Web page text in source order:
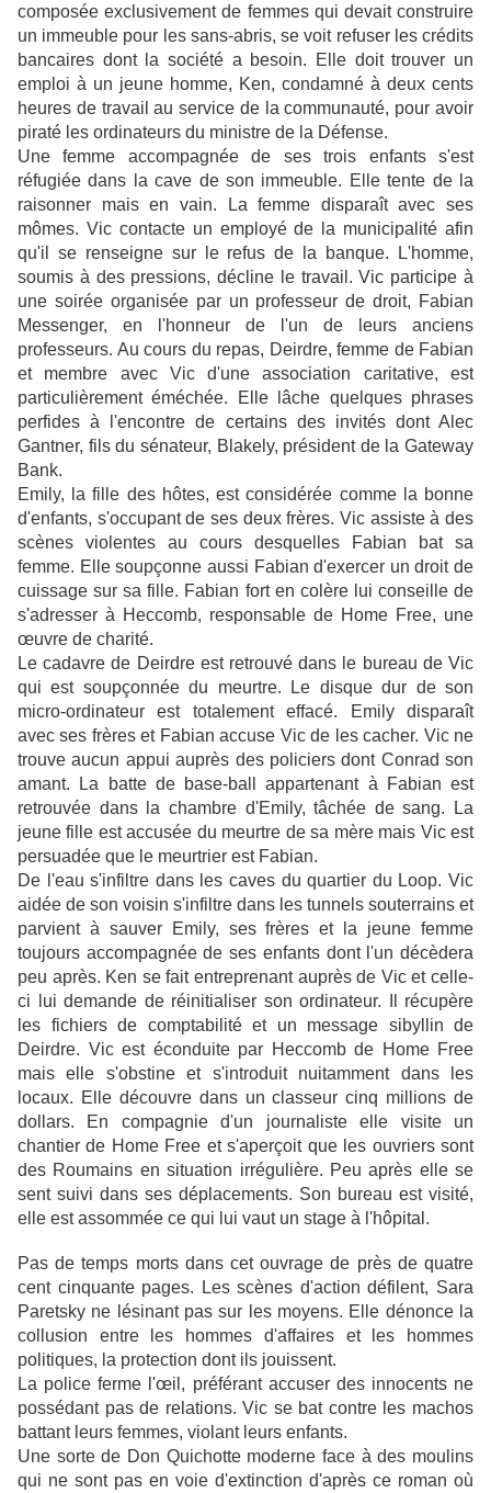
composée exclusivement de femmes qui devait construire
un immeuble pour les sans-abris, se voit refuser les crédits
bancaires dont la société a besoin. Elle doit trouver un
emploi à un jeune homme, Ken, condamné à deux cents
heures de travail au service de la communauté, pour avoir
piraté les ordinateurs du ministre de la Défense.
Une femme accompagnée de ses trois enfants s'est
réfugiée dans la cave de son immeuble. Elle tente de la
raisonner mais en vain. La femme disparaît avec ses
mômes. Vic contacte un employé de la municipalité afin
qu'il se renseigne sur le refus de la banque. L'homme,
soumis à des pressions, décline le travail. Vic participe à
une soirée organisée par un professeur de droit, Fabian
Messenger, en l'honneur de l'un de leurs anciens
professeurs. Au cours du repas, Deirdre, femme de Fabian
et membre avec Vic d'une association caritative, est
particulièrement éméchée. Elle lâche quelques phrases
perfides à l'encontre de certains des invités dont Alec
Gantner, fils du sénateur, Blakely, président de la Gateway
Bank.
Emily, la fille des hôtes, est considérée comme la bonne
d'enfants, s'occupant de ses deux frères. Vic assiste à des
scènes violentes au cours desquelles Fabian bat sa
femme. Elle soupçonne aussi Fabian d'exercer un droit de
cuissage sur sa fille. Fabian fort en colère lui conseille de
s'adresser à Heccomb, responsable de Home Free, une
œuvre de charité.
Le cadavre de Deirdre est retrouvé dans le bureau de Vic
qui est soupçonnée du meurtre. Le disque dur de son
micro-ordinateur est totalement effacé. Emily disparaît
avec ses frères et Fabian accuse Vic de les cacher. Vic ne
trouve aucun appui auprès des policiers dont Conrad son
amant. La batte de base-ball appartenant à Fabian est
retrouvée dans la chambre d'Emily, tâchée de sang. La
jeune fille est accusée du meurtre de sa mère mais Vic est
persuadée que le meurtrier est Fabian.
De l'eau s'infiltre dans les caves du quartier du Loop. Vic
aidée de son voisin s'infiltre dans les tunnels souterrains et
parvient à sauver Emily, ses frères et la jeune femme
toujours accompagnée de ses enfants dont l'un décèdera
peu après. Ken se fait entreprenant auprès de Vic et celle-
ci lui demande de réinitialiser son ordinateur. Il récupère
les fichiers de comptabilité et un message sibyllin de
Deirdre. Vic est éconduite par Heccomb de Home Free
mais elle s'obstine et s'introduit nuitamment dans les
locaux. Elle découvre dans un classeur cinq millions de
dollars. En compagnie d'un journaliste elle visite un
chantier de Home Free et s'aperçoit que les ouvriers sont
des Roumains en situation irrégulière. Peu après elle se
sent suivi dans ses déplacements. Son bureau est visité,
elle est assommée ce qui lui vaut un stage à l'hôpital.
Pas de temps morts dans cet ouvrage de près de quatre
cent cinquante pages. Les scènes d'action défilent, Sara
Paretsky ne lésinant pas sur les moyens. Elle dénonce la
collusion entre les hommes d'affaires et les hommes
politiques, la protection dont ils jouissent.
La police ferme l'œil, préférant accuser des innocents ne
possédant pas de relations. Vic se bat contre les machos
battant leurs femmes, violant leurs enfants.
Une sorte de Don Quichotte moderne face à des moulins
qui ne sont pas en voie d'extinction d'après ce roman où